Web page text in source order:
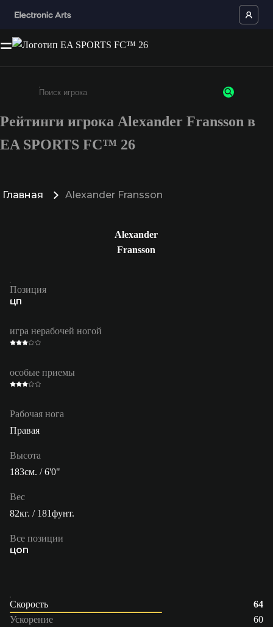
Введите не менее 3 символов или цифр
Рейтинги игрока Alexander Fransson в
EA SPORTS FC™ 26
Главная Alexander Fransson
Alexander
Fransson
Позиция
ЦП
игра нерабочей ногой
особые приемы
Рабочая нога
Правая
Высота
183см. / 6'0"
Вес
82кг. / 181фунт.
Все позиции
ЦОП
Скорость
64
Ускорение
60